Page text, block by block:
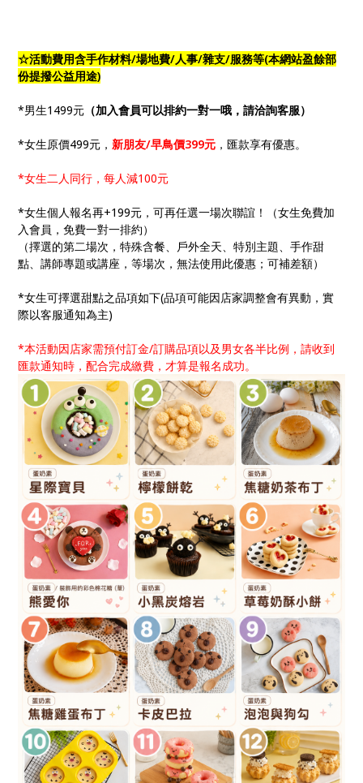
☆活動費用含手作材料/場地費/人事/雜支/服務等(本網站盈餘部
份提撥公益用途)
*男生1499元 （加入會員可以排約一對一哦，請洽詢客服）
*女生原價499元，新朋友/早鳥價399元 ，匯款享有優惠。
*女生二人同行，每人減100元
*女生個人報名再+199元，可再任選一場次聯誼！（女生免費加
入會員，免費一對一排約）
（擇選的第二場次，特殊含餐、戶外全天、特別主題、手作甜
點、講師專題或講座，等場次，無法使用此優惠；可補差額）
*女生可擇選甜點之品項如下(品項可能因店家調整會有異動，實
際以客服通知為主)
*本活動因店家需預付訂金/訂購品項以及男女各半比例，請收到
匯款通知時，配合完成繳費，才算是報名成功。